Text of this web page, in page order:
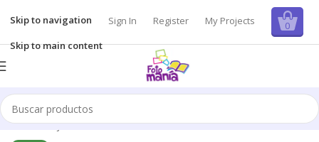
Sign In Register My Projects 0
Skip to navigation
Skip to main content
Inicio/Tarjetas